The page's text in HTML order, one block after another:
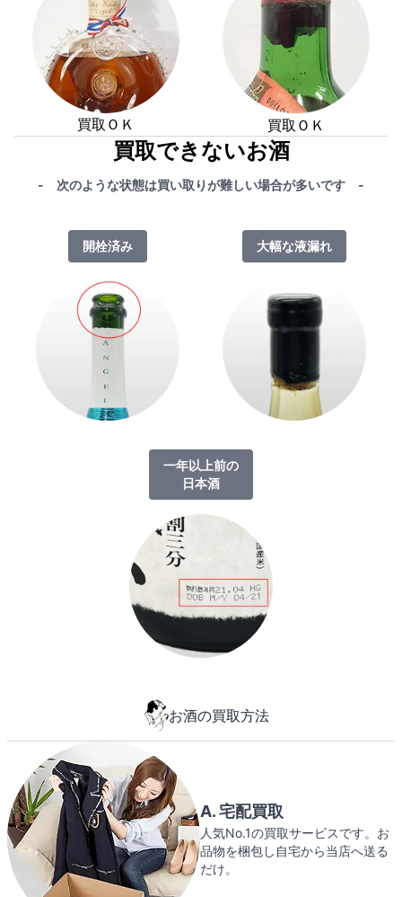
買取ＯＫ 買取ＯＫ
買取できないお酒
- 次のような状態は買い取りが難しい場合が多いです -
開栓済み 大幅な液漏れ
一年以上前の
日本酒
お酒の買取方法
A. 宅配買取
人気No.1の買取サービスです。お
品物を梱包し自宅から当店へ送る
だけ。